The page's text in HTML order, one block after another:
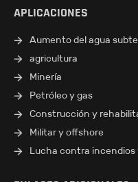
APLICACIONES
Aumento del agua
agricultura
Minería
Petróleo y gas
Construcción y
Militar y offshore
Lucha contra incendios